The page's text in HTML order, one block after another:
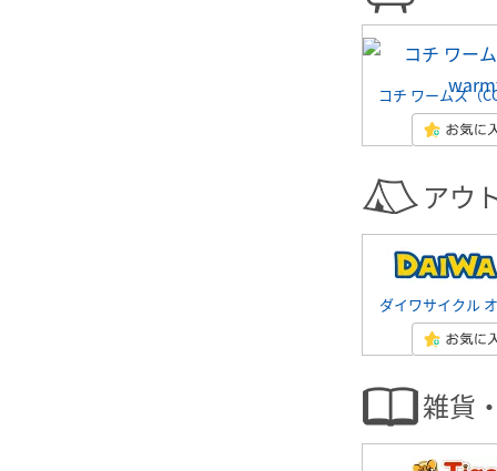
コチ ワームス（
アウ
ダイワサイクル
雑貨